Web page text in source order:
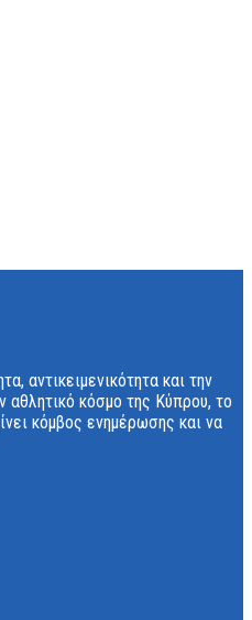
αντικειμενικότητα και την
αθλητικό κόσμο της Κύπρου, το
κόμβος ενημέρωσης και να